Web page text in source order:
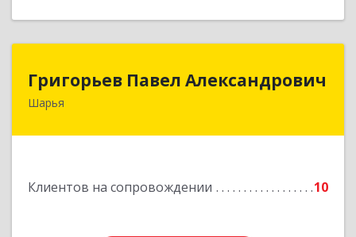
Григорьев Павел Александрович
Шарья
Клиентов на сопровождении 10
157505, Костромская область, город Шарья,